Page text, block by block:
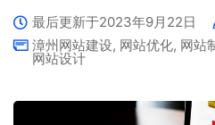
最后更新于2023年9月22日
漳州网站建设, 网站优化, 网站
网站设计